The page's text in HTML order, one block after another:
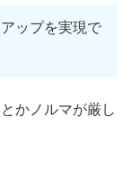
ップを実現で
かノルマが厳し